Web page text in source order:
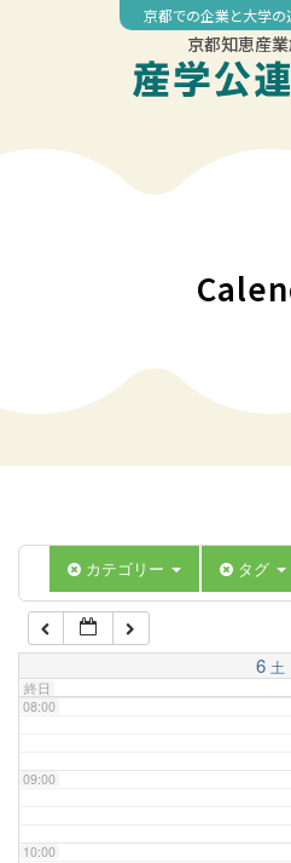
京都での企業と大学の
京都知恵産
カテゴリー タグ
6 土
終日
04:00
07:00
08:00
09:00
10:00